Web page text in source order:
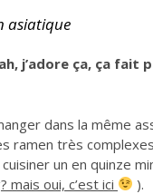
asiatique
j’adore ça, ça
dans la même
ramen très
un en quinze
mais oui, c’est ici ).